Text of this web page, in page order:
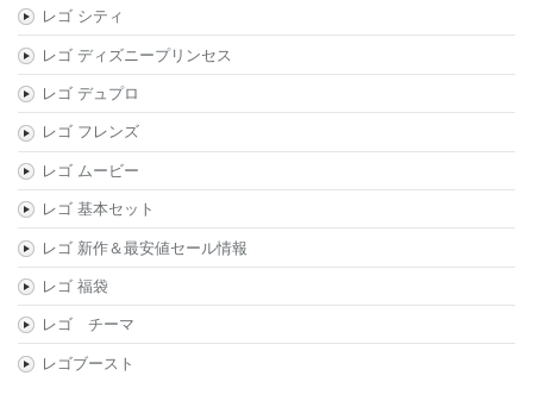
レゴ シティ
レゴ ディズニープリンセス
レゴ デュプロ
レゴ フレンズ
レゴ ムービー
レゴ 基本セット
レゴ 新作＆最安値セール情報
レゴ 福袋
レゴ チーマ
レゴブースト